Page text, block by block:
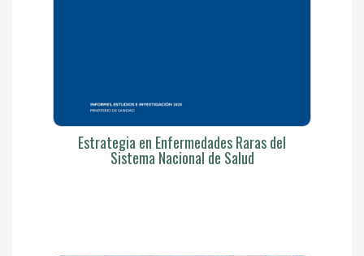
Estrategia en Enfermedades Raras del
Sistema Nacional de Salud